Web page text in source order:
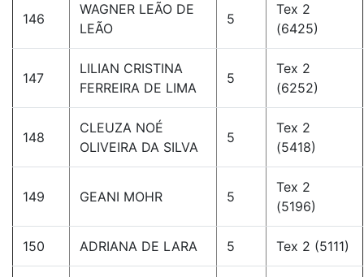
146
WAGNER LEÃO DE
LEÃO
5
Tex 2
(6425)
147
LILIAN CRISTINA
FERREIRA DE LIMA
5
Tex 2
(6252)
148
CLEUZA NOÉ
OLIVEIRA DA SILVA
5
Tex 2
(5418)
149 GEANI MOHR 5
Tex 2
(5196)
150 ADRIANA DE LARA 5 Tex 2 (5111)